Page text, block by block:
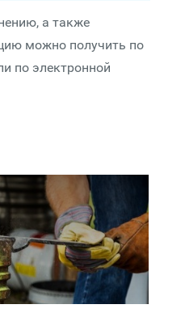
а также
можно получить по
по электронной